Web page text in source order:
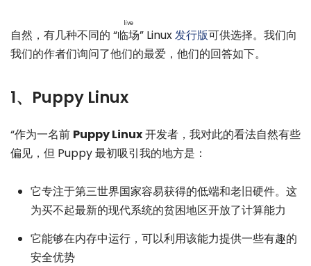
自然，有几种不同的 “临场
live
” Linux发行版可供选择。我们向
我们的作者们询问了他们的最爱，他们的回答如下。
1、Puppy Linux
“作为一名前 Puppy Linux开发者，我对此的看法自然有些
偏见，但 Puppy 最初吸引我的地方是：
它专注于第三世界国家容易获得的低端和老旧硬件。这
为买不起最新的现代系统的贫困地区开放了计算能力
它能够在内存中运行，可以利用该能力提供一些有趣的
安全优势